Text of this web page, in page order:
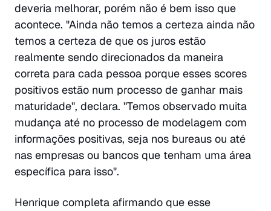
deveria melhorar, porém não é bem isso que
acontece. "Ainda não temos a certeza ainda não
temos a certeza de que os juros estão
realmente sendo direcionados da maneira
correta para cada pessoa porque esses scores
positivos estão num processo de ganhar mais
maturidade", declara. "Temos observado muita
mudança até no processo de modelagem com
informações positivas, seja nos bureaus ou até
nas empresas ou bancos que tenham uma área
específica para isso".
Henrique completa afirmando que esse